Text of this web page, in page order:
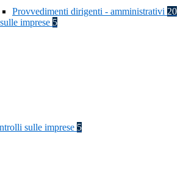
Provvedimenti dirigenti - amministrativi 20
imprese 5
sulle imprese 5